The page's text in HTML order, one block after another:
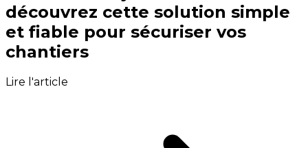
découvrez cette solution simple
et fiable pour sécuriser vos
chantiers
Lire l'article